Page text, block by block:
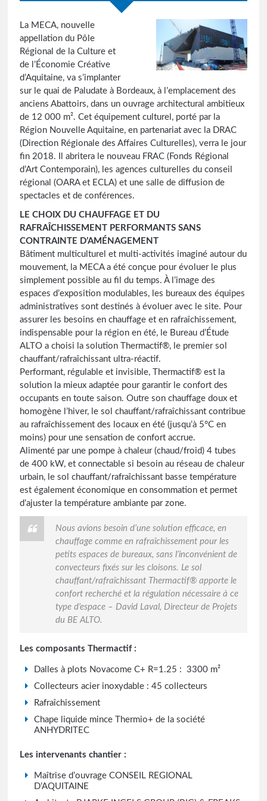
La MECA, nouvelle
appellation du Pôle
Régional de la Culture et
de l’Économie Créative
d’Aquitaine, va s’implanter
sur le quai de Paludate à Bordeaux, à l’emplacement des
anciens Abattoirs, dans un ouvrage architectural ambitieux
de 12 000 m². Cet équipement culturel, porté par la
Région Nouvelle Aquitaine, en partenariat avec la DRAC
(Direction Régionale des Affaires Culturelles), verra le jour
fin 2018. Il abritera le nouveau FRAC (Fonds Régional
d’Art Contemporain), les agences culturelles du conseil
régional (OARA et ECLA) et une salle de diffusion de
spectacles et de conférences.
LE CHOIX DU CHAUFFAGE ET DU
RAFRAÎCHISSEMENT PERFORMANTS SANS
CONTRAINTE D’AMÉNAGEMENT
Bâtiment multiculturel et multi-activités imaginé autour du
mouvement, la MECA a été conçue pour évoluer le plus
simplement possible au fil du temps. À l’image des
espaces d’exposition modulables, les bureaux des équipes
administratives sont destinés à évoluer avec le site. Pour
assurer les besoins en chauffage et en rafraîchissement,
indispensable pour la région en été, le Bureau d’Étude
ALTO a choisi la solution Thermactif®, le premier sol
chauffant/rafraîchissant ultra-réactif.
Performant, régulable et invisible, Thermactif® est la
solution la mieux adaptée pour garantir le confort des
occupants en toute saison. Outre son chauffage doux et
homogène l’hiver, le sol chauffant/rafraîchissant contribue
au rafraîchissement des locaux en été (jusqu’à 5°C en
moins) pour une sensation de confort accrue.
Alimenté par une pompe à chaleur (chaud/froid) 4 tubes
de 400 kW, et connectable si besoin au réseau de chaleur
urbain, le sol chauffant/rafraîchissant basse température
est également économique en consommation et permet
d’ajuster la température ambiante par zone.
Nous avions besoin d’une solution efficace, en
chauffage comme en rafraîchissement pour les
petits espaces de bureaux, sans l’inconvénient de
convecteurs fixés sur les cloisons. Le sol
chauffant/rafraîchissant Thermactif® apporte le
confort recherché et la régulation nécessaire à ce
type d’espace – David Laval, Directeur de Projets
du BE ALTO.
Les composants Thermactif :
Dalles à plots Novacome C+ R=1.25 : 3300 m²
Collecteurs acier inoxydable : 45 collecteurs
Rafraîchissement
Chape liquide mince Thermio+ de la société
ANHYDRITEC
Les intervenants chantier :
Maîtrise d’ouvrage CONSEIL REGIONAL
D’AQUITAINE